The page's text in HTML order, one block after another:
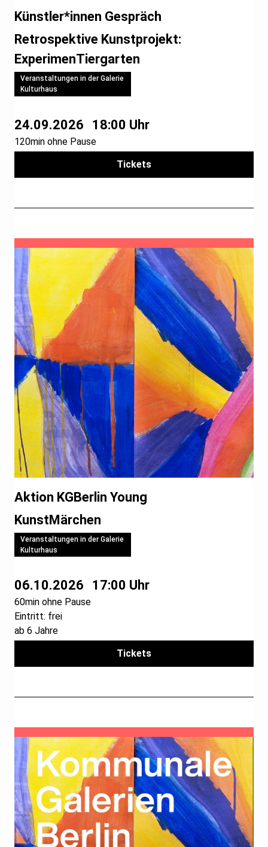
Veranstaltungen in der Galerie
Kulturhaus
24.09.2026 18:00 Uhr
120min ohne Pause
Tickets
Künstler*innen Gespräch
Retrospektive Kunstprojekt:
ExperimenTiergarten
Veranstaltungen in der Galerie
Kulturhaus
06.10.2026 17:00 Uhr
60min ohne Pause
Eintritt: frei
ab 6 Jahre
Tickets
Aktion KGBerlin Young
KunstMärchen